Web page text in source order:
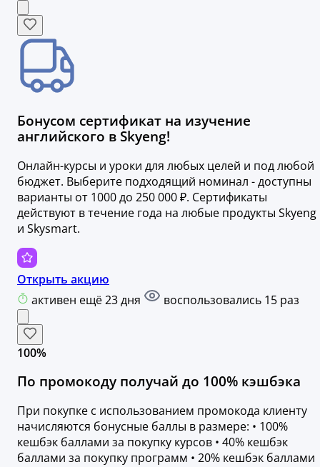
Бонусом сертификат на изучение
английского в Skyeng!
Онлайн-курсы и уроки для любых целей и под любой
бюджет. Выберите подходящий номинал - доступны
варианты от 1000 до 250 000 ₽. Сертификаты
действуют в течение года на любые продукты Skyeng
и Skysmart.
Открыть акцию
активен ещё 23 дня
воспользовались 15 раз
100%
По промокоду получай до 100% кэшбэка
При покупке с использованием промокода клиенту
начисляются бонусные баллы в размере: • 100%
кешбэк баллами за покупку курсов • 40% кешбэк
баллами за покупку программ • 20% кешбэк баллами